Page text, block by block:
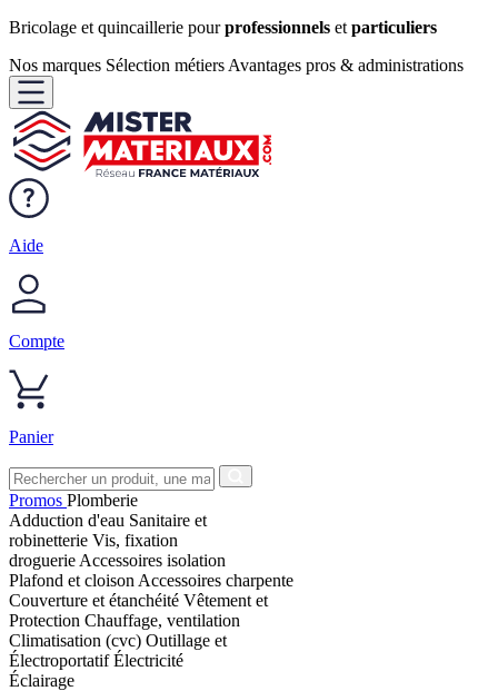
Bricolage et quincaillerie pourprofessionnels et particuliers
Nos marques Sélection métiers Avantages pros & administrations
Aide
Compte
Panier
Promos Plomberie
Adduction d'eau Sanitaire et
robinetterie Vis, fixation
droguerie Accessoires isolation
Plafond et cloison Accessoires charpente
Couverture et étanchéité Vêtement et
Protection Chauffage, ventilation
Climatisation (cvc) Outillage et
ÉlectroportatifÉlectricité
Éclairage